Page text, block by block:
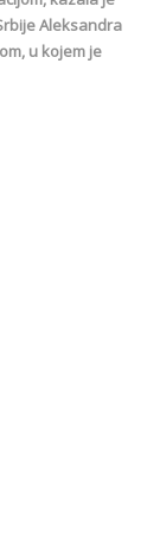
Aleksandra
u kojem je